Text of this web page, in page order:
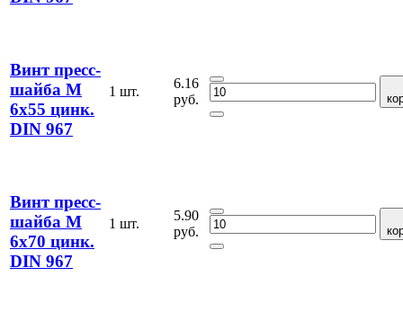
Винт пресс-
шайба М
6х55 цинк.
DIN 967
1 шт.
6.16
руб.
Винт пресс-
шайба М
6х70 цинк.
DIN 967
1 шт.
5.90
руб.